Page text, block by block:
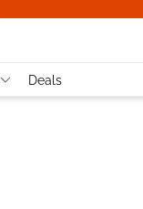
Deals